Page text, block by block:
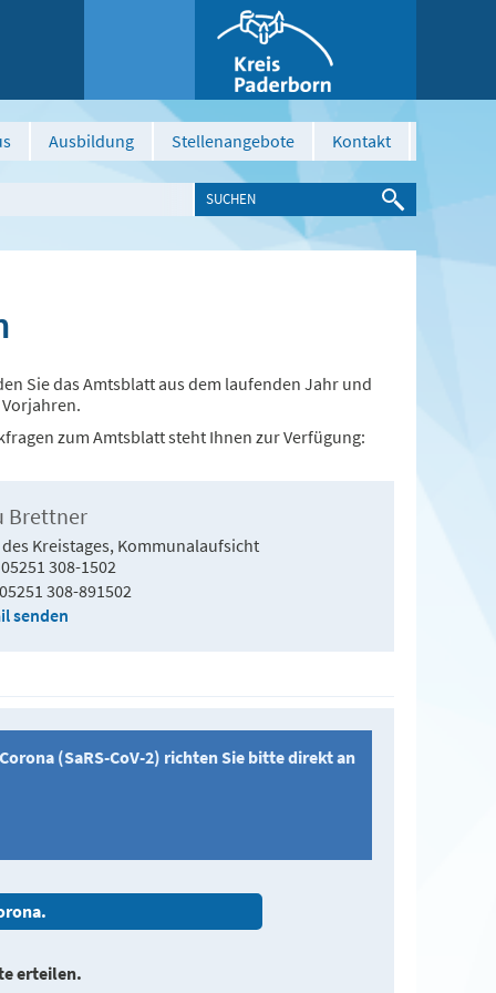
Ausbildung Stellenangebote Kontakt
Sie das Amtsblatt aus dem laufenden Jahr und
zum Amtsblatt steht Ihnen zur Verfügung:
Brettner
Kreistages, Kommunalaufsicht
05251 308-1502
05251 308-891502
senden
(SaRS-CoV-2) richten Sie bitte direkt an
erteilen.